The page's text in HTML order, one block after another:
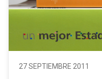
27 SEPTIEMBRE 2011